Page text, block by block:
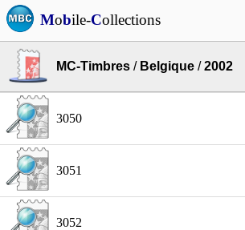
Mobile-Collections
MC-Timbres / Belgique /2002
3050
3051
3052